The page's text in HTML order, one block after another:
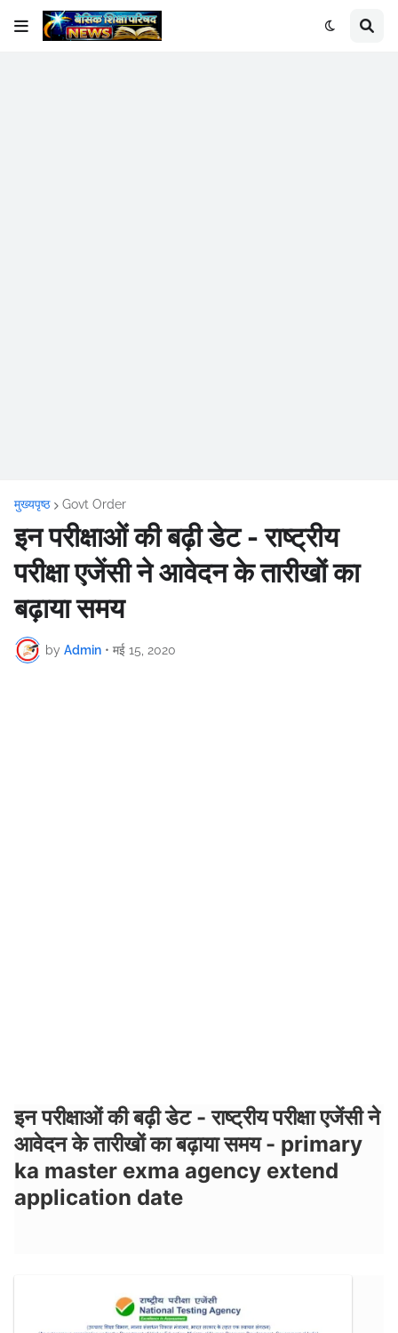
मुख्यपृष्ठ Govt Order
इन परीक्षाओं की बढ़ी डेट - राष्ट्रीय
परीक्षा एजेंसी ने आवेदन के तारीखों का
बढ़ाया समय
by Admin • मई 15, 2020
इन परीक्षाओं की बढ़ी डेट - राष्ट्रीय परीक्षा एजेंसी ने
आवेदन के तारीखों का बढ़ाया समय - primary
ka master exma agency extend
application date